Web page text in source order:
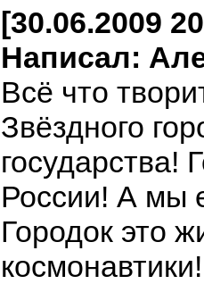
[30.06.2009
Написал:
Всё что
Звёздного
государства!
России! А мы
Городок это
космонавтики!